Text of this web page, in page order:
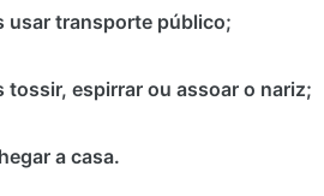
usar transporte público;
tossir, espirrar ou assoar o nariz;
a casa.